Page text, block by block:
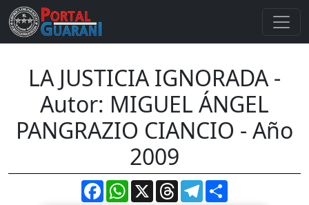
LA JUSTICIA IGNORADA -
Autor: MIGUEL ÁNGEL
PANGRAZIO CIANCIO - Año
2009
FacebookWhatsApp
X ThreadsTelegram